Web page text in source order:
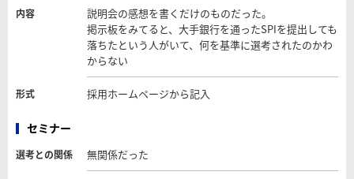
内容
説明会の感想を書くだけのものだった。
掲示板をみてると、大手銀行を通ったSPIを提出しても
落ちたという人がいて、何を基準に選考されたのかわ
からない
形式 採用ホームページから記入
セミナー
選考との関係 無関係だった